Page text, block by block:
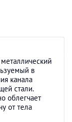
в
канала
стали.
облегчает
от тела